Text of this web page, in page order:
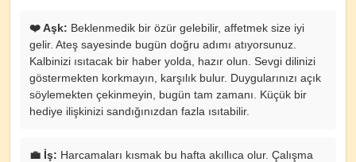
❤️ Aşk: Beklenmedik bir özür gelebilir, affetmek size iyi
gelir. Ateş sayesinde bugün doğru adımı atıyorsunuz.
Kalbinizi ısıtacak bir haber yolda, hazır olun. Sevgi dilinizi
göstermekten korkmayın, karşılık bulur. Duygularınızı açık
söylemekten çekinmeyin, bugün tam zamanı. Küçük bir
hediye ilişkinizi sandığınızdan fazla ısıtabilir.
💼 İş: Harcamaları kısmak bu hafta akıllıca olur. Çalışma